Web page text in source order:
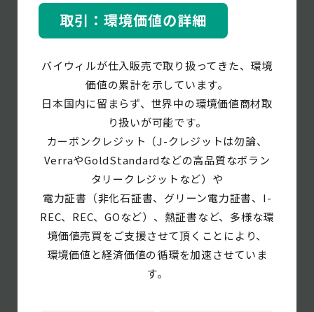
取引：環境価値の詳細
バイウィルが仕入販売で取り扱ってきた、環境
価値の累計を示しています。
日本国内に留まらず、世界中の環境価値商材取
り扱いが可能です。
カーボンクレジット（J-クレジットは勿論、
VerraやGoldStandardなどの高品質なボラン
タリークレジットなど）や
電力証書（非化石証書、グリーン電力証書、I-
REC、REC、GOなど）、熱証書など、多様な環
境価値売買をご支援させて頂くことにより、
環境価値と経済価値の循環を加速させていま
す。